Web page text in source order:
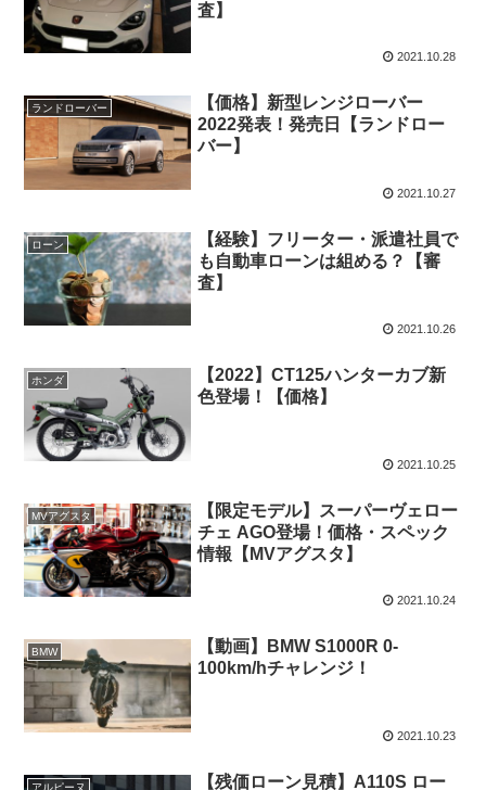
査】
2021.10.28
ランドローバー
【価格】新型レンジローバー
2022発表！発売日【ランドロー
バー】
2021.10.27
ローン
【経験】フリーター・派遣社員で
も自動車ローンは組める？【審
査】
2021.10.26
ホンダ
【2022】CT125ハンターカブ新
色登場！【価格】
2021.10.25
MVアグスタ
【限定モデル】スーパーヴェロー
チェ AGO登場！価格・スペック
情報【MVアグスタ】
2021.10.24
BMW
【動画】BMW S1000R 0-
100km/hチャレンジ！
2021.10.23
アルピーヌ 【残価ローン見積】A110S ロー